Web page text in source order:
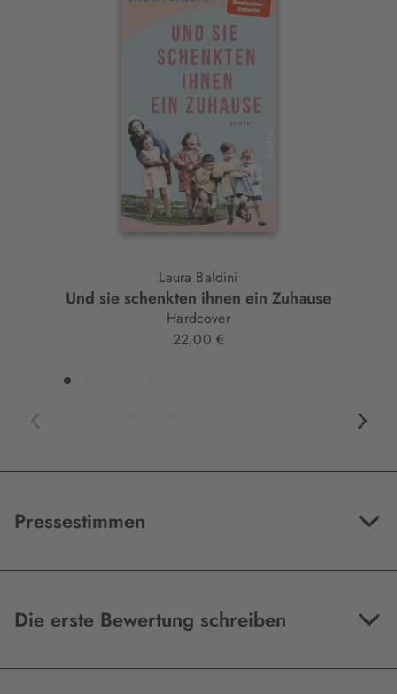
Laura Baldini
Und sie schenkten ihnen ein Zuhause
Hardcover
22,00 €
Pressestimmen
Die erste Bewertung schreiben